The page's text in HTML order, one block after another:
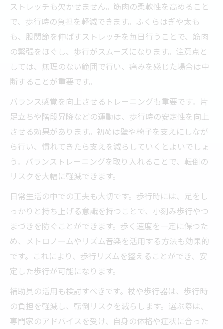
ストレッチも欠かせません。筋肉の柔軟性を高めること
で、歩行時の負担を軽減できます。ふくらはぎや太も
も、股関節を伸ばすストレッチを毎日行うことで、筋肉
の緊張をほぐし、歩行がスムーズになります。注意点と
しては、無理のない範囲で行い、痛みを感じた場合は中
断することが重要です。
バランス感覚を向上させるトレーニングも重要です。片
足立ちや階段昇降などの運動は、歩行時の安定性を向上
させる効果があります。初めは壁や椅子を支えにしなが
ら行い、慣れてきたら支えを減らしていくとよいでしょ
う。バランストレーニングを取り入れることで、転倒の
リスクを大幅に軽減できます。
日常生活の中での工夫も大切です。歩行時には、足をし
っかりと持ち上げる意識を持つことで、小刻み歩行やつ
まづきを防ぐことができます。歩く速度を一定に保つた
め、メトロノームやリズム音楽を活用する方法も効果的
です。これにより、歩行リズムを整えることができ、安
定した歩行が可能になります。
補助具の活用も検討すべきです。杖や歩行器は、歩行時
の負担を軽減し、転倒リスクを減らします。選ぶ際は、
専門家のアドバイスを受け、自身の体格や症状に合った